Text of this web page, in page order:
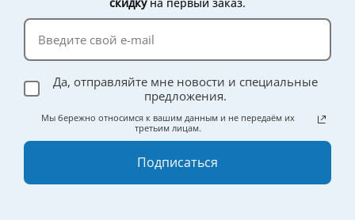
Да, отправляйте мне новости и специальные
предложения.
Мы бережно относимся к вашим данным и не передаём их
третьим лицам.
Подписаться